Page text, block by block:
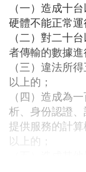
（一）造成十
硬體不能正常運
（二）對二十
者傳輸的數據
（三）違法所
以上的；
（四）造成為
析、身份認證
提供服務的計
以上的；
（五）造成其